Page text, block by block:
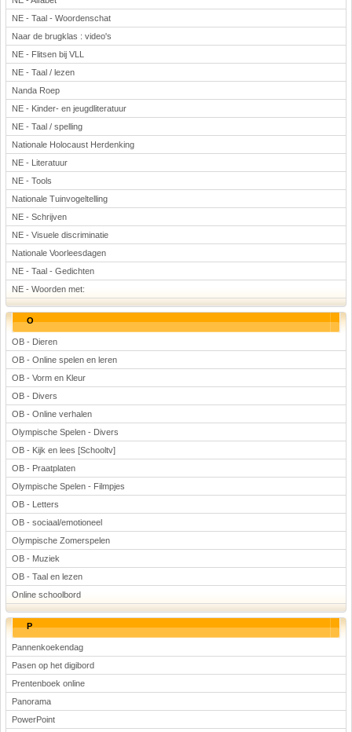
NE - Taal - Woordenschat
Naar de brugklas : video's
NE - Flitsen bij VLL
NE - Taal / lezen
Nanda Roep
NE - Kinder- en jeugdliteratuur
NE - Taal / spelling
Nationale Holocaust Herdenking
NE - Literatuur
NE - Tools
Nationale Tuinvogeltelling
NE - Schrijven
NE - Visuele discriminatie
Nationale Voorleesdagen
NE - Taal - Gedichten
NE - Woorden met:
O
OB - Dieren
OB - Online spelen en leren
OB - Vorm en Kleur
OB - Divers
OB - Online verhalen
Olympische Spelen - Divers
OB - Kijk en lees [Schooltv]
OB - Praatplaten
Olympische Spelen - Filmpjes
OB - Letters
OB - sociaal/emotioneel
Olympische Zomerspelen
OB - Muziek
OB - Taal en lezen
Online schoolbord
P
Pannenkoekendag
Pasen op het digibord
Prentenboek online
Panorama
PowerPoint